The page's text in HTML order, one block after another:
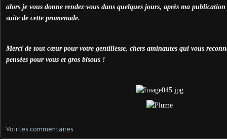
alors je vous donne rendez-vous dans quelques jours, après ma
suite de cette promenade.
Merci de tout cœur pour votre gentillesse, chers aminautes qui vous
pensées pour vous et gros bisous !
Voir les commentaires